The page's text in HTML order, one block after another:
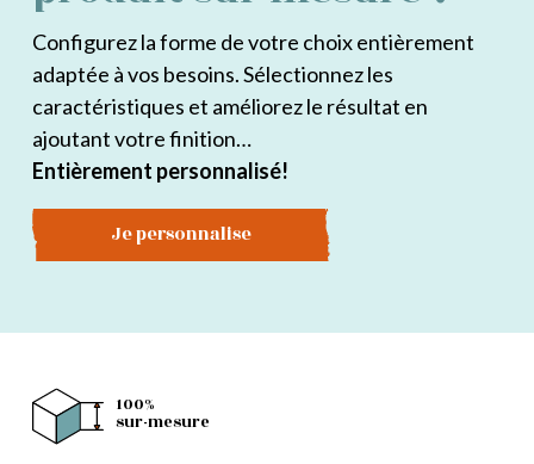
Configurez la forme de votre choix entièrement
adaptée à vos besoins. Sélectionnez les
caractéristiques et améliorez le résultat en
ajoutant votre finition…
Entièrement personnalisé!
Je personnalise
100%
sur-mesure